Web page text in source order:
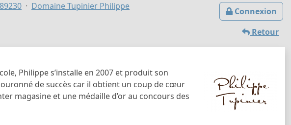
Connexion
Domaine Tupinier Philippe
Retour
Philippe s’installe en 2007 et produit son
de succès car il obtient un coup de cœur
magasine et une médaille d’or au concours des